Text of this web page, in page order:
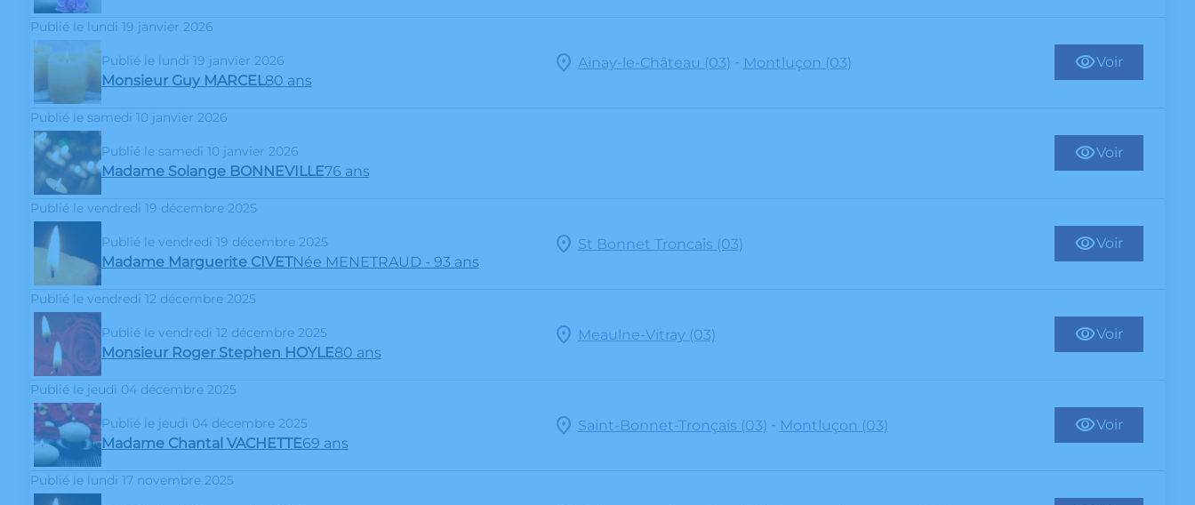
Publié le lundi 19 janvier 2026
Publié le lundi 19 janvier 2026
Monsieur Guy MARCEL80 ans
Ainay-le-Château (03) - Montluçon (03) Voir
Publié le samedi 10 janvier 2026
Publié le samedi 10 janvier 2026
Madame Solange BONNEVILLE76 ans
Voir
Publié le vendredi 19 décembre 2025
Publié le vendredi 19 décembre 2025
Madame Marguerite CIVETNée MENETRAUD - 93 ans
St Bonnet Troncais (03) Voir
Publié le vendredi 12 décembre 2025
Publié le vendredi 12 décembre 2025
Monsieur Roger Stephen HOYLE80 ans
Meaulne-Vitray (03) Voir
Publié le jeudi 04 décembre 2025
Publié le jeudi 04 décembre 2025
Madame Chantal VACHETTE69 ans
Saint-Bonnet-Tronçais (03) - Montluçon (03) Voir
Publié le lundi 17 novembre 2025